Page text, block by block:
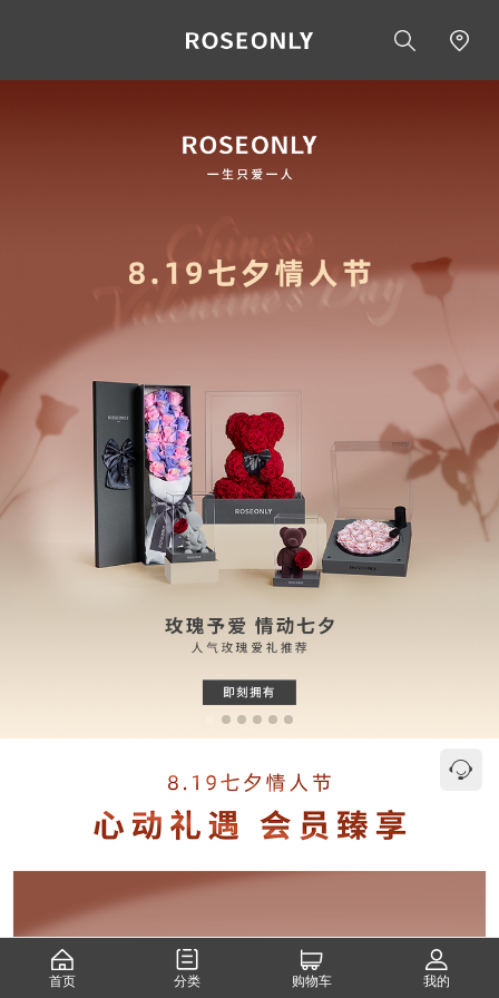
首页 分类 购物车 我的